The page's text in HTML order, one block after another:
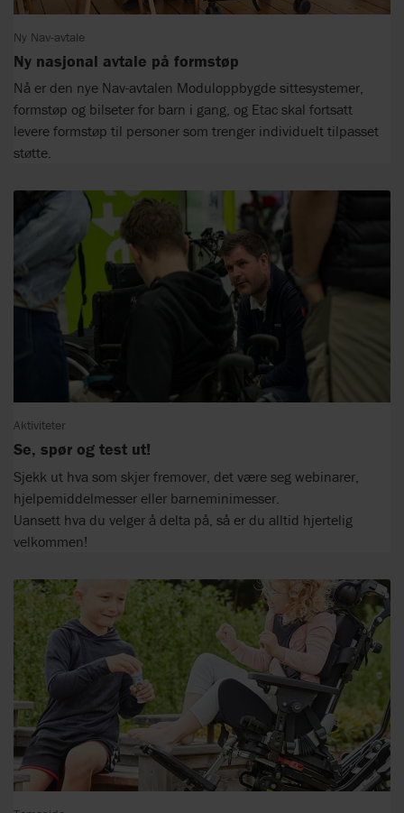
Ny Nav-avtale
Ny nasjonal avtale på formstøp
Nå er den nye Nav-avtalen Moduloppbygde sittesystemer,
formstøp og bilseter for barn i gang, og Etac skal fortsatt
levere formstøp til personer som trenger individuelt tilpasset
støtte.
Aktiviteter
Se, spør og test ut!
Sjekk ut hva som skjer fremover, det være seg webinarer,
hjelpemiddelmesser eller barneminimesser.
Uansett hva du velger å delta på, så er du alltid hjertelig
velkommen!